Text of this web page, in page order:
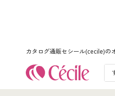
カタログ通販セシール(cecile)の